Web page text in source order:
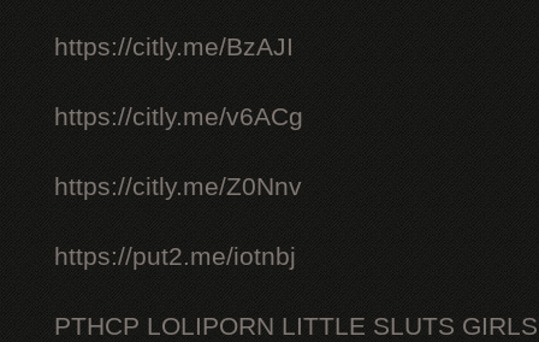
https://citly.me/BzAJI
https://citly.me/v6ACg
https://citly.me/Z0Nnv
https://put2.me/iotnbj
PTHCP LOLIPORN LITTLE SLUTS